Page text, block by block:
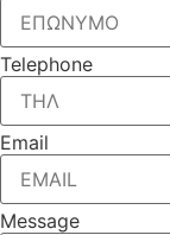
Telephone
Email
Message